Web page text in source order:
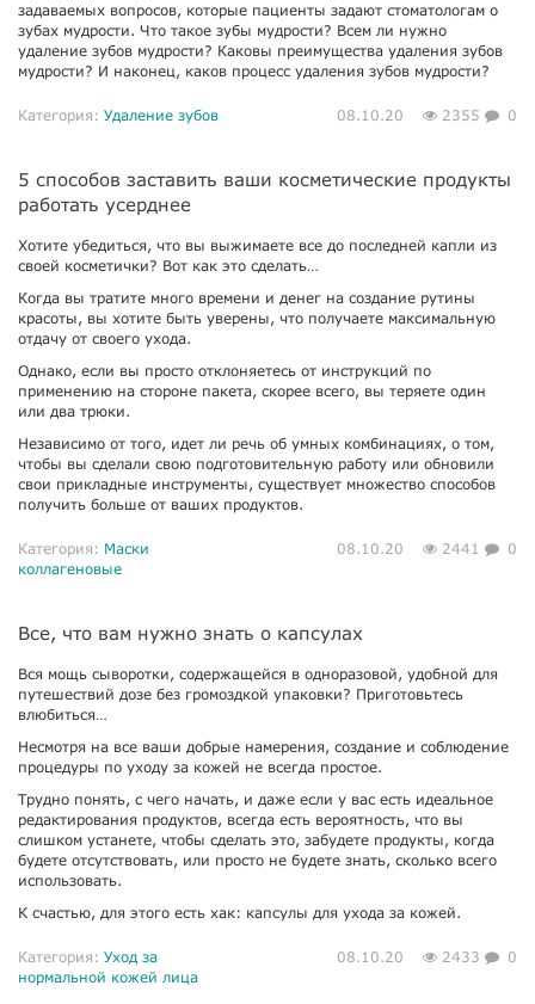
задаваемых вопросов, которые пациенты задают стоматологам о
зубах мудрости. Что такое зубы мудрости? Всем ли нужно
удаление зубов мудрости? Каковы преимущества удаления зубов
мудрости? И наконец, каков процесс удаления зубов мудрости?
Категория: Удаление зубов 08.10.20 2355 0
5 способов заставить ваши косметические продукты
работать усерднее
Хотите убедиться, что вы выжимаете все до последней капли из
своей косметички? Вот как это сделать…
Когда вы тратите много времени и денег на создание рутины
красоты, вы хотите быть уверены, что получаете максимальную
отдачу от своего ухода.
Однако, если вы просто отклоняетесь от инструкций по
применению на стороне пакета, скорее всего, вы теряете один
или два трюки.
Независимо от того, идет ли речь об умных комбинациях, о том,
чтобы вы сделали свою подготовительную работу или обновили
свои прикладные инструменты, существует множество способов
получить больше от ваших продуктов.
Категория: Маски
коллагеновые
08.10.20 2441 0
Все, что вам нужно знать о капсулах
Вся мощь сыворотки, содержащейся в одноразовой, удобной для
путешествий дозе без громоздкой упаковки? Приготовьтесь
влюбиться…
Несмотря на все ваши добрые намерения, создание и соблюдение
процедуры по уходу за кожей не всегда простое.
Трудно понять, с чего начать, и даже если у вас есть идеальное
редактирования продуктов, всегда есть вероятность, что вы
слишком устанете, чтобы сделать это, забудете продукты, когда
будете отсутствовать, или просто не будете знать, сколько всего
использовать.
К счастью, для этого есть хак: капсулы для ухода за кожей.
Категория: Уход за
нормальной кожей лица
08.10.20 2433 0